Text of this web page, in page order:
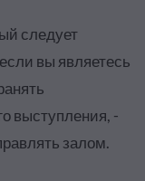
следует
вы являетесь
выступления, -
залом.